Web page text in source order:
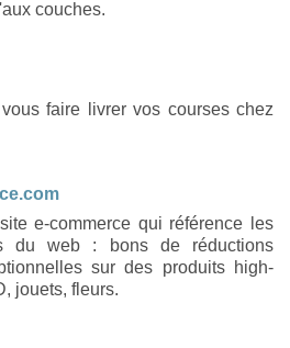
couches.
faire livrer vos courses chez
e-commerce qui référence les
du web : bons de réductions
sur des produits high-
jouets, fleurs.